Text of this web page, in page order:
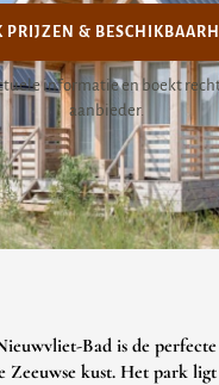
PRIJZEN &
informatie en boekt
aanbieder.
Bad is de
Zeeuwse kust. Het park